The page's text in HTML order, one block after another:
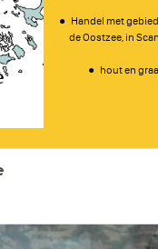
Handel met
de Oostzee, in
hout en